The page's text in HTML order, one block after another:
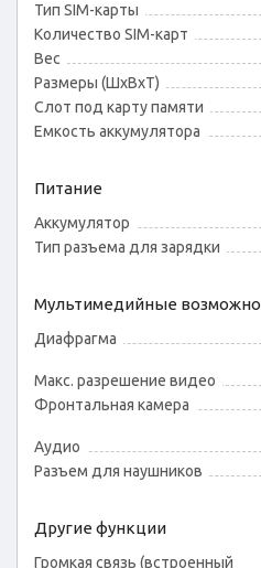
Тип SIM-карты
Количество SIM-карт
Вес
Размеры (ШxВxТ)
Слот под карту памяти
Емкость аккумулятора
Питание
Аккумулятор
Тип разъема для зарядки
Мультимедийные
Диафрагма
Макс. разрешение видео
Фронтальная камера
Аудио
Разъем для наушников
Другие функции
Громкая связь (встроенный